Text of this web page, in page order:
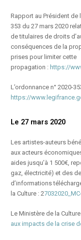
Rapport au Président de
353 du 27 mars 2020
de titulaires de droits
conséquences de la
prises pour limiter cette
propagation : https://
L’ordonnance n° 2020-
https://
Le 27 mars 2020
Les artistes-auteurs
aux acteurs
aides jusqu’à 1 500€,
gaz, électricité) et des
d’informations
la Culture : 2
Le Ministère de la
aux impacts de la crise